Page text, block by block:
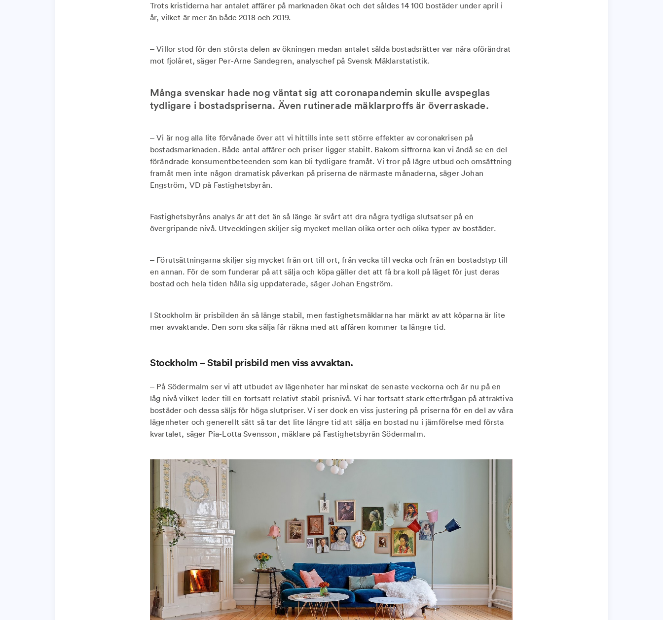
Trots kristiderna har antalet affärer på marknaden ökat och det såldes 14 100 bostäder under april i
år, vilket är mer än både 2018 och 2019.
– Villor stod för den största delen av ökningen medan antalet sålda bostadsrätter var nära oförändrat
mot fjolåret, säger Per-Arne Sandegren, analyschef på Svensk Mäklarstatistik.
Många svenskar hade nog väntat sig att coronapandemin skulle avspeglas
tydligare i bostadspriserna. Även rutinerade mäklarproffs är överraskade.
– Vi är nog alla lite förvånade över att vi hittills inte sett större effekter av coronakrisen på
bostadsmarknaden. Både antal affärer och priser ligger stabilt. Bakom siffrorna kan vi ändå se en del
förändrade konsumentbeteenden som kan bli tydligare framåt. Vi tror på lägre utbud och omsättning
framåt men inte någon dramatisk påverkan på priserna de närmaste månaderna, säger Johan
Engström, VD på Fastighetsbyrån.
Fastighetsbyråns analys är att det än så länge är svårt att dra några tydliga slutsatser på en
övergripande nivå. Utvecklingen skiljer sig mycket mellan olika orter och olika typer av bostäder.
– Förutsättningarna skiljer sig mycket från ort till ort, från vecka till vecka och från en bostadstyp till
en annan. För de som funderar på att sälja och köpa gäller det att få bra koll på läget för just deras
bostad och hela tiden hålla sig uppdaterade, säger Johan Engström.
I Stockholm är prisbilden än så länge stabil, men fastighetsmäklarna har märkt av att köparna är lite
mer avvaktande. Den som ska sälja får räkna med att affären kommer ta längre tid.
Stockholm – Stabil prisbild men viss avvaktan.
– På Södermalm ser vi att utbudet av lägenheter har minskat de senaste veckorna och är nu på en
låg nivå vilket leder till en fortsatt relativt stabil prisnivå. Vi har fortsatt stark efterfrågan på attraktiva
bostäder och dessa säljs för höga slutpriser. Vi ser dock en viss justering på priserna för en del av våra
lägenheter och generellt sätt så tar det lite längre tid att sälja en bostad nu i jämförelse med första
kvartalet, säger Pia-Lotta Svensson, mäklare på Fastighetsbyrån Södermalm.